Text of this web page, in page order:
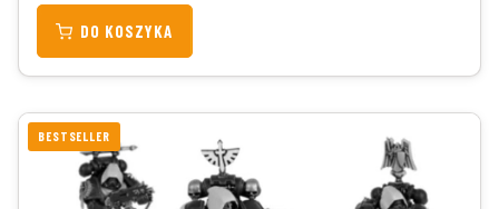
DO KOSZYKA
BESTSELLER